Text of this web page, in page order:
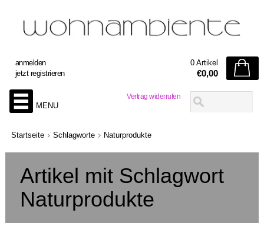
Vertrag widerrufen
anmelden
jetzt registrieren
0 Artikel
€0,00
MENU
Startseite Schlagworte Naturprodukte
Artikel mit Schlagwort
Naturprodukte